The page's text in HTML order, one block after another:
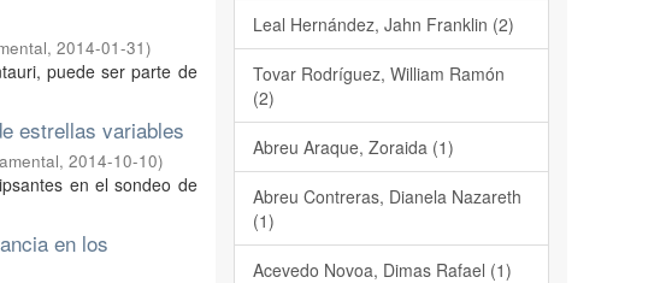
, 2014-01-31)
puede ser parte de
estrellas variables
, 2014-10-10)
en el sondeo de
en los
Leal Hernández, Jahn Franklin (2)
Tovar Rodríguez, William Ramón
(2)
Abreu Araque, Zoraida (1)
Abreu Contreras, Dianela Nazareth
(1)
Acevedo Novoa, Dimas Rafael (1)